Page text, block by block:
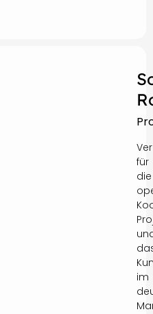
für
die
im